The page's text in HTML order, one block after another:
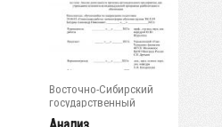
Восточно-Сибирский
государственный
университет...